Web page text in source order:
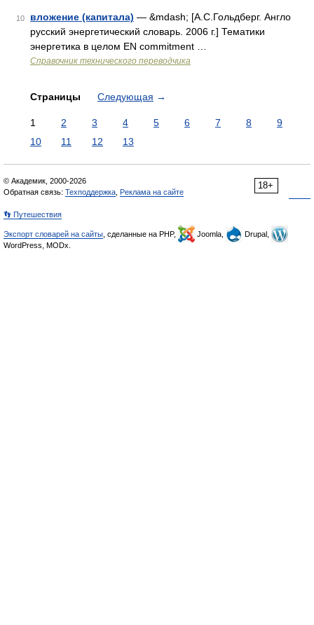
10 вложение (капитала) — &mdash; [А.С.Гольдберг. Англо
русский энергетический словарь. 2006 г.] Тематики
энергетика в целом EN commitment …
Справочник технического переводчика
Страницы Следующая →
1 2 3 4 5 6 7 8
9
10
11 12 13
18+
© Академик, 2000-2026
Обратная связь: Техподдержка Реклама на сайте
👣 Путешествия
Экспорт словарей на сайты , сделанные на PHP, Joomla,
Drupal,
WordPress, MODx.